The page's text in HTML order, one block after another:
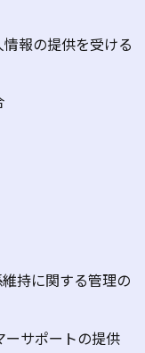
報の提供を受ける
持に関する管理の
ーサポートの提供